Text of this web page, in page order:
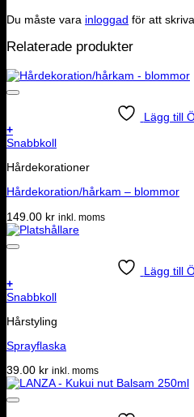
Du måste vara inloggad för att
Relaterade produkter
Lägg till
+
Snabbkoll
Hårdekorationer
Hårdekoration/hårkam – blommor
149.00 kr inkl. moms
Lägg till
+
Snabbkoll
Hårstyling
Sprayflaska
39.00 kr inkl. moms